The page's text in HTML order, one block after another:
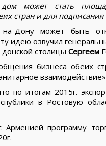
дом может стать
стран и для подписания
на-Дону может быть
идею озвучил
столицы Сергеем
бизнеса обеих
по итогам 2015г.
в Ростовую
программу